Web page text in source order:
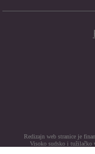
Redizajn web stranice je
Visoko sudsko i tužilačko